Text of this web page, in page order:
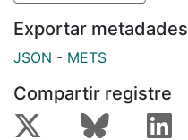
Exportar metadades
JSON - METS
Compartir registre